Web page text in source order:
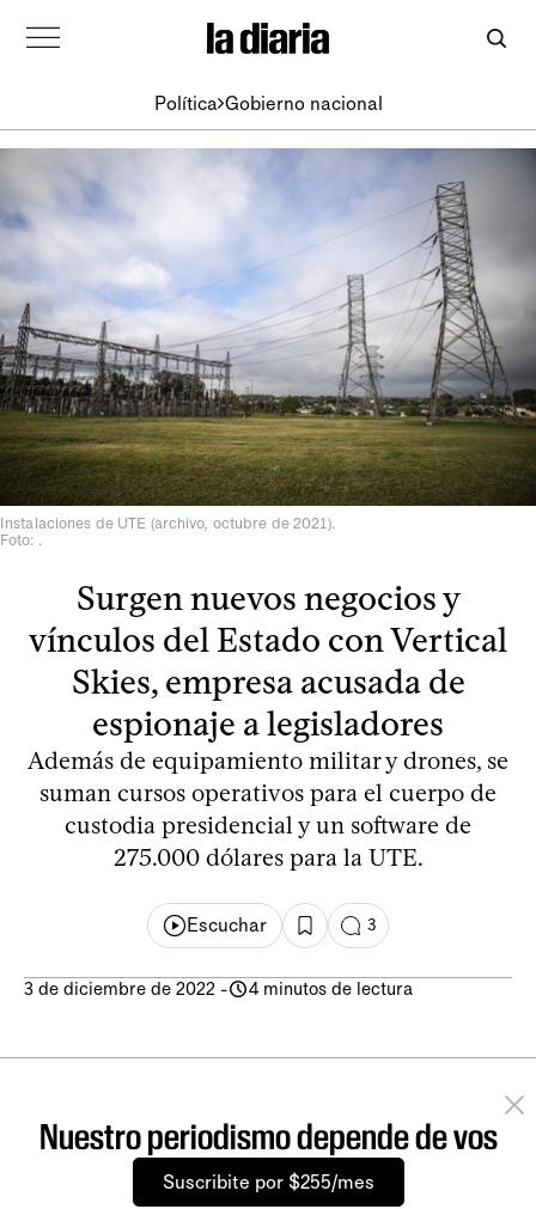
Política Gobierno nacional
Instalaciones de UTE (archivo, octubre de 2021).
Foto: .
Surgen nuevos negocios y
vínculos del Estado con Vertical
Skies, empresa acusada de
espionaje a legisladores
Además de equipamiento militar y drones, se
suman cursos operativos para el cuerpo de
custodia presidencial y un software de
275.000 dólares para la UTE.
Escuchar 3
3 de diciembre de 2022 - 4 minutos de lectura
Nuestro periodismo depende de vos
Suscribite por $255/mes